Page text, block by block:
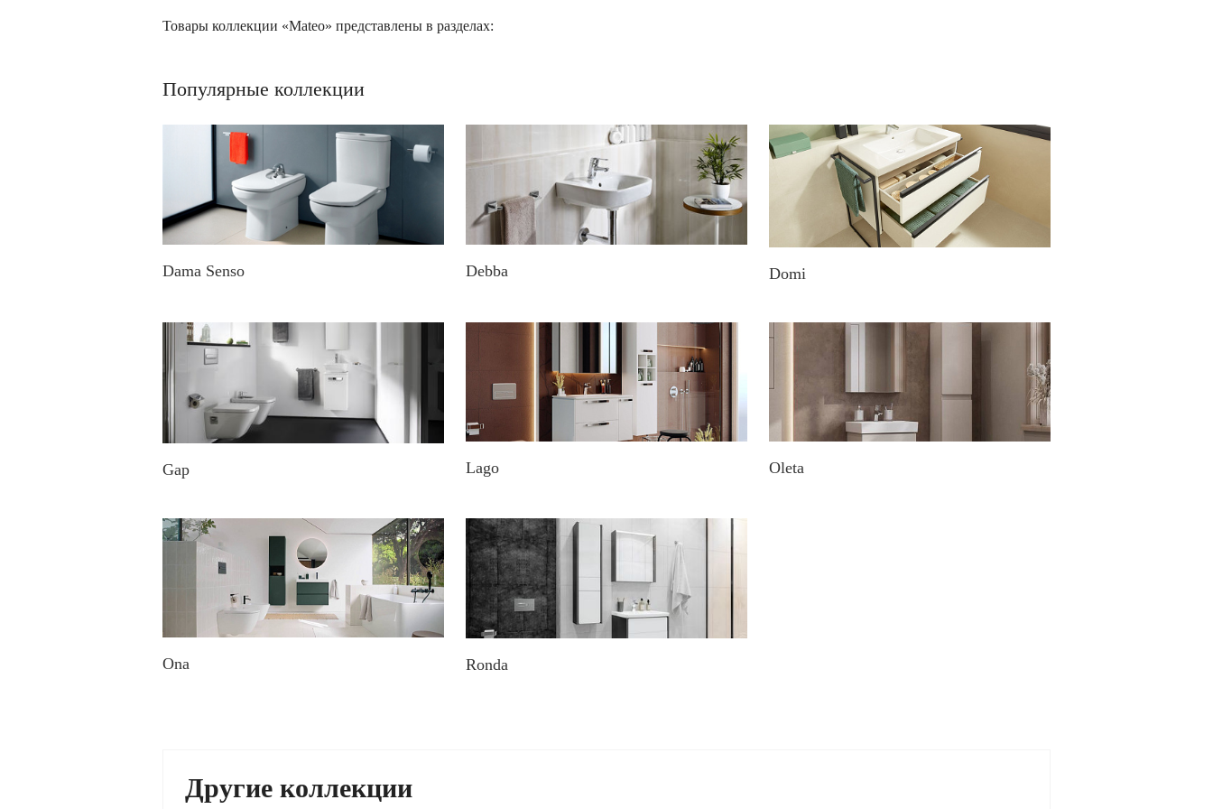
Товары коллекции «Mateo» представлены в разделах:
Популярные коллекции
Dama Senso Debba Domi
Gap Lago Oleta
Ona Ronda
Другие коллекции